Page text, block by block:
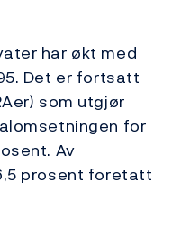
har økt med
Det er fortsatt
som utgjør
for
Av
prosent foretatt